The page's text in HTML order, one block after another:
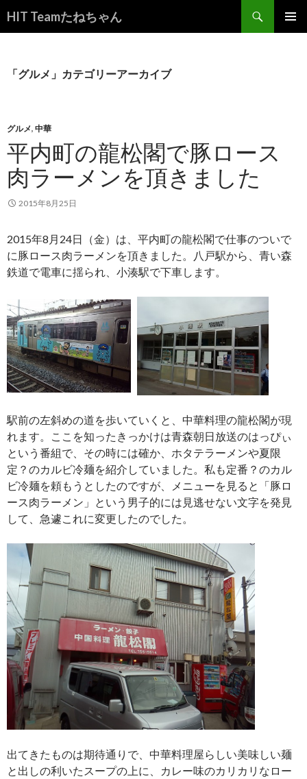
HIT Teamたねちゃん
索
ン
キ
ッ
プ
「グルメ」カテゴリーアーカイブ
グルメ, 中華
平内町の龍松閣で豚ロース
肉ラーメンを頂きました
2015年8月25日
2015年8月24日（金）は、平内町の龍松閣で仕事のついで
に豚ロース肉ラーメンを頂きました。八戸駅から、青い森
鉄道で電車に揺られ、小湊駅で下車します。
駅前の左斜めの道を歩いていくと、中華料理の龍松閣が現
れます。ここを知ったきっかけは青森朝日放送のはっぴぃ
という番組で、その時には確か、ホタテラーメンや夏限
定？のカルビ冷麺を紹介していました。私も定番？のカル
ビ冷麺を頼もうとしたのですが、メニューを見ると「豚ロ
ース肉ラーメン」という男子的には見逃せない文字を発見
して、急遽これに変更したのでした。
出てきたものは期待通りで、中華料理屋らしい美味しい麺
と出しの利いたスープの上に、カレー味のカリカリなロー